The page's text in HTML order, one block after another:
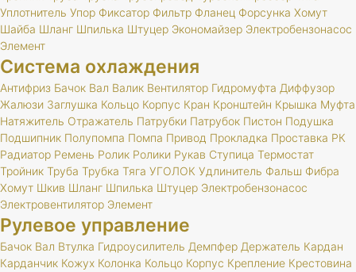
Уплотнитель Упор Фиксатор Фильтр Фланец Форсунка Хомут
Шайба Шланг Шпилька Штуцер Экономайзер Электробензонасос
Элемент
Система охлаждения
Антифриз Бачок Вал Валик Вентилятор Гидромуфта Диффузор
Жалюзи Заглушка Кольцо Корпус Кран Кронштейн Крышка Муфта
Натяжитель Отражатель Патрубки Патрубок Пистон Подушка
Подшипник Полупомпа Помпа Привод Прокладка Проставка РК
Радиатор Ремень Ролик Ролики Рукав Ступица Термостат
Тройник Труба Трубка Тяга УГОЛОК Удлинитель Фальш Фибра
Хомут Шкив Шланг Шпилька Штуцер Электробензонасос
Электровентилятор Элемент
Рулевое управление
Бачок Вал Втулка Гидроусилитель Демпфер Держатель Кардан
Карданчик Кожух Колонка Кольцо Корпус Крепление Крестовина